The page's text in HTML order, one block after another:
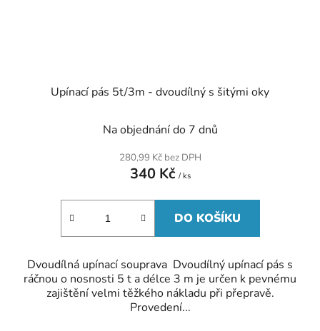
Upínací pás 5t/3m - dvoudílný s šitými oky
Na objednání do 7 dnů
280,99 Kč bez DPH
340 Kč / ks
DO KOŠÍKU
Dvoudílná upínací souprava Dvoudílný upínací pás s
ráčnou o nosnosti 5 t a délce 3 m je určen k pevnému
zajištění velmi těžkého nákladu při přepravě.
Provedení...